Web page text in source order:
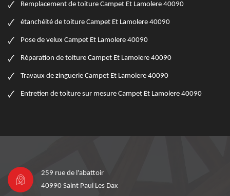
Remplacement de toiture Campet Et Lamolere 40090
étanchéité de toiture Campet Et Lamolere 40090
Pose de velux Campet Et Lamolere 40090
Réparation de toiture Campet Et Lamolere 40090
Travaux de zinguerie Campet Et Lamolere 40090
Entretien de toiture sur mesure Campet Et Lamolere 40090
259 rue de l'abattoir
40990 Saint Paul Les Dax